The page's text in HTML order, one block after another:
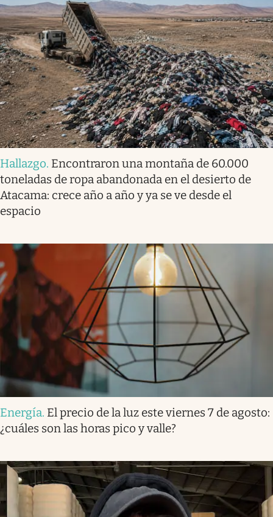
Hallazgo. Encontraron una montaña de 60.000
toneladas de ropa abandonada en el desierto de
Atacama: crece año a año y ya se ve desde el
espacio
Energía. El precio de la luz este viernes 7 de agosto:
¿cuáles son las horas pico y valle?